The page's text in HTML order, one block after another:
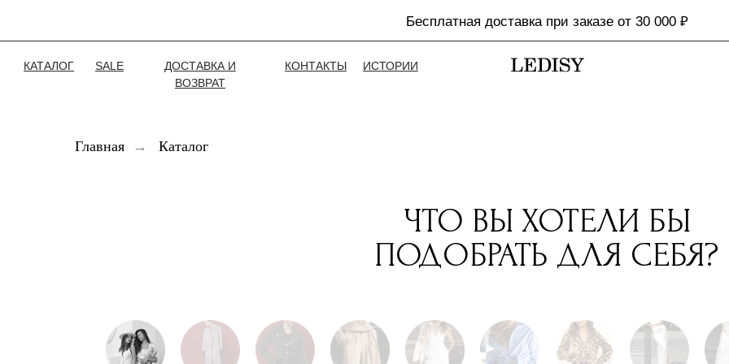
КАТАЛОГ
ДОСТАВКА И
ВОЗВРАТ
SALE КОНТАКТЫ
Бесплатная доставка при заказе от 30 000 ₽
ИСТОРИИ
Главная → Каталог
ЧТО ВЫ ХОТЕЛИ БЫ
ПОДОБРАТЬ ДЛЯ СЕБЯ?